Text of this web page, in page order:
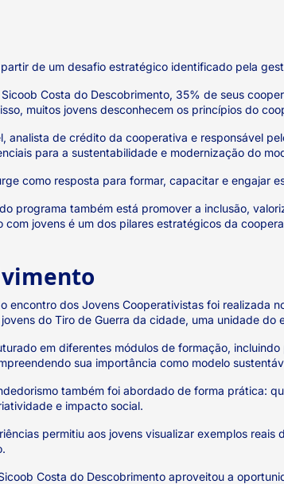
de um desafio estratégico identificado pela
Costa do Descobrimento, 35% de seus
muitos jovens desconhecem os princípios do
analista de crédito da cooperativa e responsável
para a sustentabilidade e modernização do
como resposta para formar, capacitar e engajar
programa também está promover a inclusão,
com jovens é um dos pilares estratégicos da
encontro dos Jovens Cooperativistas foi realizada
do Tiro de Guerra da cidade, uma unidade
em diferentes módulos de formação,
sua importância como modelo
também foi abordado de forma prática:
e impacto social.
permitiu aos jovens visualizar exemplos
Costa do Descobrimento aproveitou a